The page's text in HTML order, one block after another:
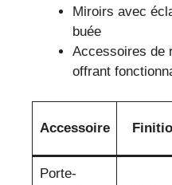
Miroirs avec
buée
Accessoires de
offrant
Accessoire
Porte-